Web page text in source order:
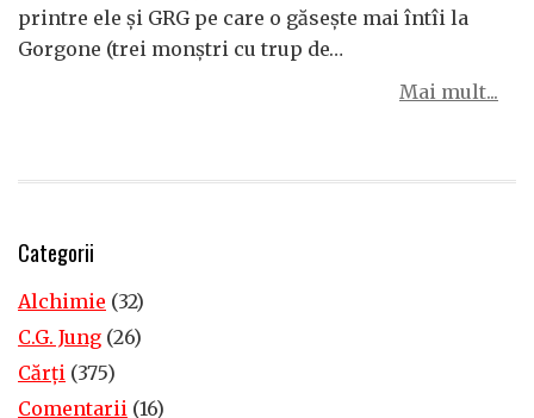
printre ele şi GRG pe care o găseşte mai întîi la
Gorgone (trei monştri cu trup de…
Mai mult...
Categorii
Alchimie (32)
C.G. Jung (26)
Cărţi (375)
Comentarii (16)